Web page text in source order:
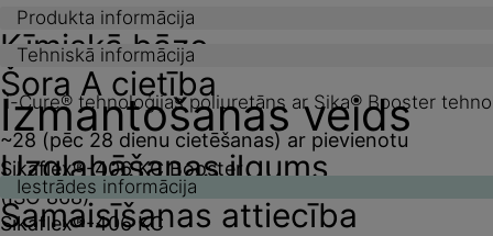
Produkta informācija
Ķīmiskā bāze
i-Cure® tehnoloģijas poliuretāns ar Sika® Booster
Uzglabāšanas ilgums
Sikaflex®-406 KC
Tehniskā informācija
Šora A cietība
~28 (pēc 28 dienu cietēšanas) ar pievienotu
Sikaflex®-406 KC Booster
(ISO 868)
Izmantošanas veids
Iestrādes informācija
Samaisīšanas attiecība